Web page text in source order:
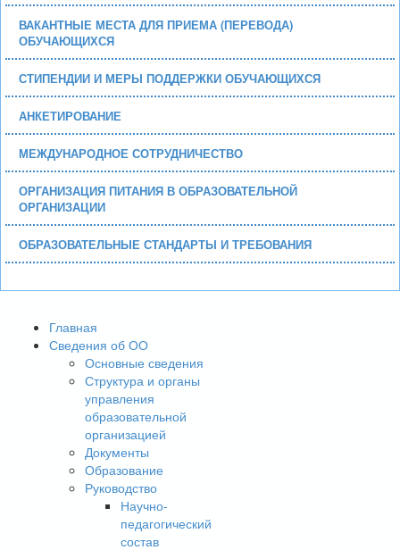
ВАКАНТНЫЕ МЕСТА ДЛЯ ПРИЕМА (ПЕРЕВОДА)
ОБУЧАЮЩИХСЯ
СТИПЕНДИИ И МЕРЫ ПОДДЕРЖКИ ОБУЧАЮЩИХСЯ
АНКЕТИРОВАНИЕ
МЕЖДУНАРОДНОЕ СОТРУДНИЧЕСТВО
ОРГАНИЗАЦИЯ ПИТАНИЯ В ОБРАЗОВАТЕЛЬНОЙ
ОРГАНИЗАЦИИ
ОБРАЗОВАТЕЛЬНЫЕ СТАНДАРТЫ И ТРЕБОВАНИЯ
Главная
Сведения об ОО
Основные сведения
Структура и органы
управления
образовательной
организацией
Документы
Образование
Руководство
Научно-
педагогический
состав